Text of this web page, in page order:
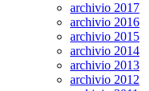
archivio 2017
archivio 2016
archivio 2015
archivio 2014
archivio 2013
archivio 2012